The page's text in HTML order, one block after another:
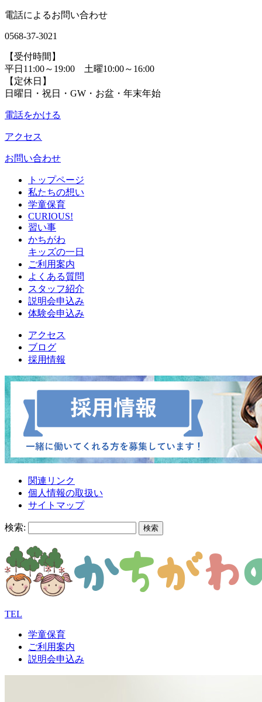
電話によるお問い合わせ
0568-37-3021
【受付時間】
平日11:00～19:00 土曜10:00～16:00
【定休日】
日曜日・祝日・GW・お盆・年末年始
電話をかける
アクセス
お問い合わせ
トップページ
私たちの想い
学童保育
CURIOUS!
習い事
かちがわ
キッズの一日
ご利用案内
よくある質問
スタッフ紹介
説明会申込み
体験会申込み
アクセス
ブログ
採用情報
関連リンク
個人情報の取扱い
サイトマップ
検索:
TEL
学童保育
ご利用案内
説明会申込み